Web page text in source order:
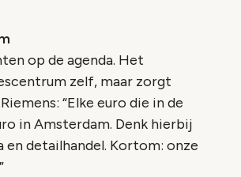
op de agenda. Het
zelf, maar zorgt
“Elke euro die in de
in Amsterdam. Denk hierbij
detailhandel. Kortom: onze